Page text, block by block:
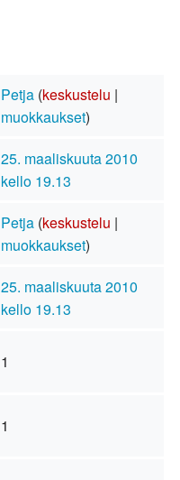
Petja (keskustelu |
muokkaukset)
25. maaliskuuta 2010
kello 19.13
Petja (keskustelu |
muokkaukset)
25. maaliskuuta 2010
kello 19.13
1
1